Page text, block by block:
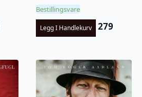
Bestillingsvare
Legg I Handlekurv 279